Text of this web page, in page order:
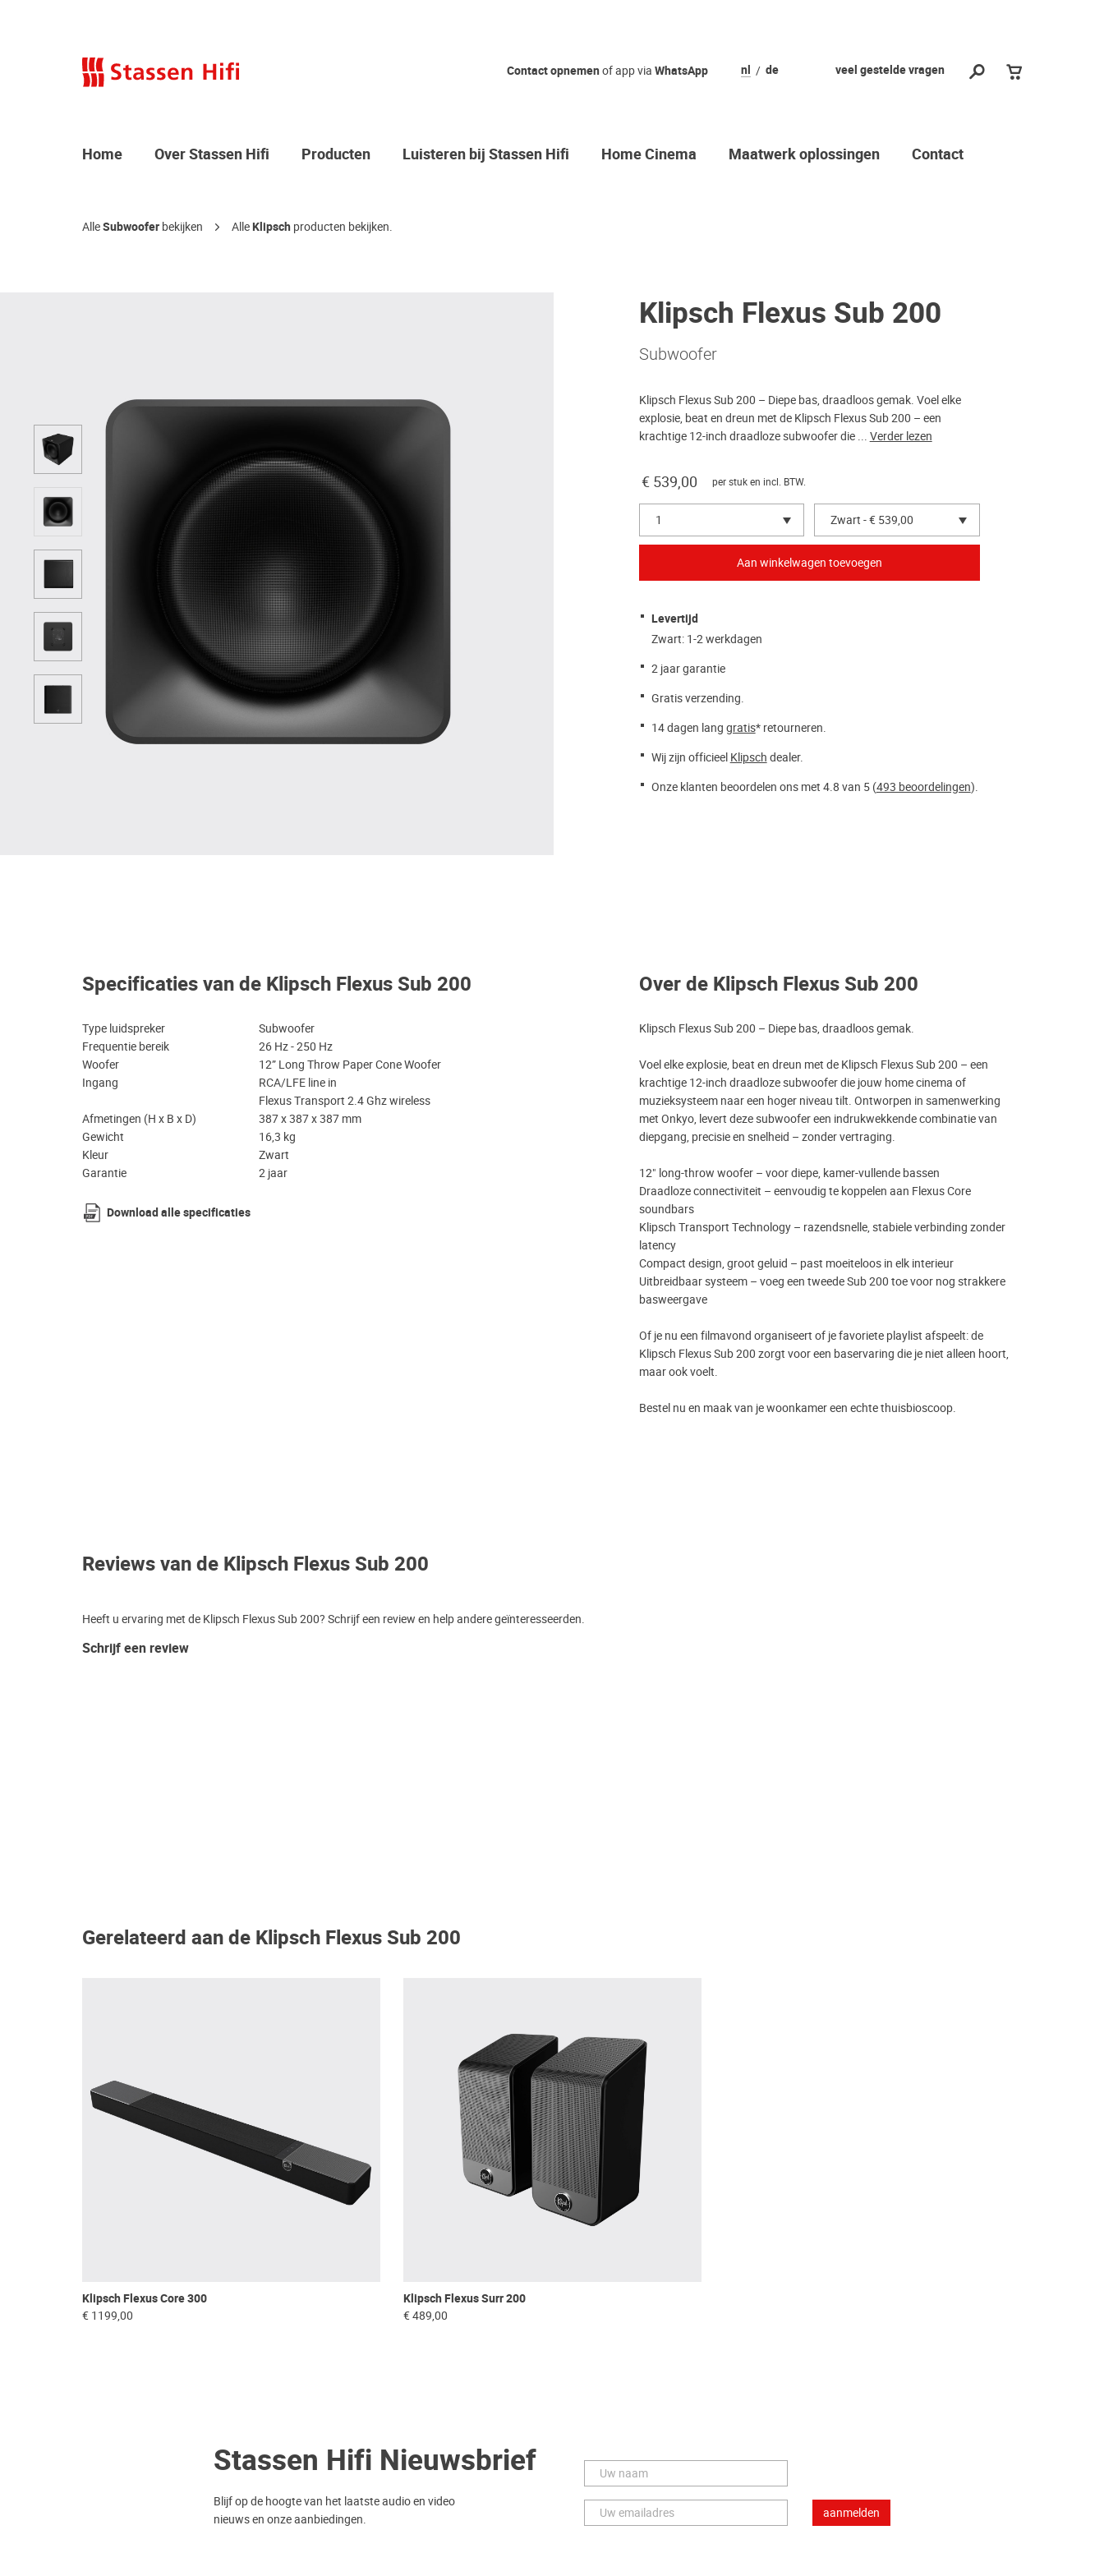
veel gestelde vragen
nl de
Contact opnemenof app via WhatsApp
Home Over Stassen Hifi Producten Luisteren bij Stassen Hifi Home Cinema Maatwerk oplossingen Contact
AlleSubwoofer bekijken AlleKlipsch producten bekijken.
Klipsch Flexus Sub 200
Subwoofer
Klipsch Flexus Sub 200 – Diepe bas, draadloos gemak. Voel elke
explosie, beat en dreun met de Klipsch Flexus Sub 200 – een
krachtige 12-inch draadloze subwoofer die ... Verder lezen
€ 539,00 per stuk en incl. BTW.
1 Zwart - € 539,00
Levertijd
Zwart: 1-2 werkdagen
2 jaar garantie
Gratis verzending.
14 dagen lang gratis* retourneren.
Wij zijn officieel Klipsch dealer.
Onze klanten beoordelen ons met 4.8 van 5 (493 beoordelingen).
Specificaties van de Klipsch Flexus Sub 200
Type luidspreker
Subwoofer
Frequentie bereik
26 Hz - 250 Hz
Woofer
12” Long Throw Paper Cone Woofer
Ingang
RCA/LFE line in
Flexus Transport 2.4 Ghz wireless
Afmetingen (H x B x D)
387 x 387 x 387 mm
Gewicht
16,3 kg
Kleur
Zwart
Garantie
2 jaar
Download alle specificaties
Over de Klipsch Flexus Sub 200
Klipsch Flexus Sub 200 – Diepe bas, draadloos gemak.
Voel elke explosie, beat en dreun met de Klipsch Flexus Sub 200 – een
krachtige 12-inch draadloze subwoofer die jouw home cinema of
muzieksysteem naar een hoger niveau tilt. Ontworpen in samenwerking
met Onkyo, levert deze subwoofer een indrukwekkende combinatie van
diepgang, precisie en snelheid – zonder vertraging.
12" long-throw woofer – voor diepe, kamer-vullende bassen
Draadloze connectiviteit – eenvoudig te koppelen aan Flexus Core
soundbars
Klipsch Transport Technology – razendsnelle, stabiele verbinding zonder
latency
Compact design, groot geluid – past moeiteloos in elk interieur
Uitbreidbaar systeem – voeg een tweede Sub 200 toe voor nog strakkere
basweergave
Of je nu een filmavond organiseert of je favoriete playlist afspeelt: de
Klipsch Flexus Sub 200 zorgt voor een baservaring die je niet alleen hoort,
maar ook voelt.
Bestel nu en maak van je woonkamer een echte thuisbioscoop.
Reviews van de Klipsch Flexus Sub 200
Heeft u ervaring met de Klipsch Flexus Sub 200? Schrijf een review en help andere geïnteresseerden.
Schrijf een review
Gerelateerd aan de Klipsch Flexus Sub 200
Klipsch Flexus Core 300
€ 1199,00
Klipsch Flexus Surr 200
€ 489,00
Stassen Hifi Nieuwsbrief
Blijf op de hoogte van het laatste audio en video
nieuws en onze aanbiedingen.